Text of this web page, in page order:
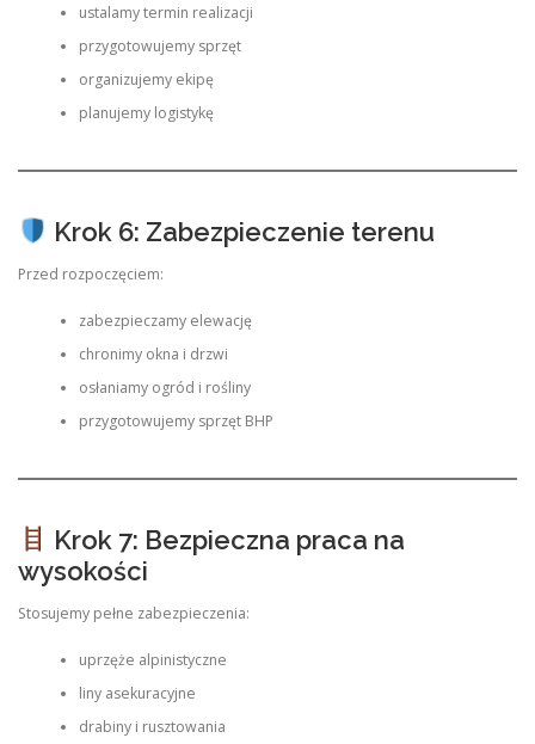
ustalamy termin realizacji
przygotowujemy sprzęt
organizujemy ekipę
planujemy logistykę
Krok 6: Zabezpieczenie terenu
Przed rozpoczęciem:
zabezpieczamy elewację
chronimy okna i drzwi
osłaniamy ogród i rośliny
przygotowujemy sprzęt BHP
Krok 7: Bezpieczna praca na
wysokości
Stosujemy pełne zabezpieczenia:
uprzęże alpinistyczne
liny asekuracyjne
drabiny i rusztowania